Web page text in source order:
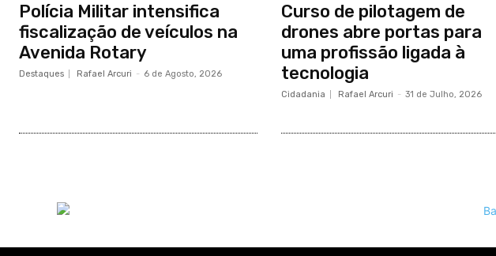
Polícia Militar intensifica
fiscalização de veículos na
Avenida Rotary
Destaques Rafael Arcuri - 6 de Agosto, 2026
Curso de pilotagem de
drones abre portas para
uma profissão ligada à
tecnologia
Cidadania Rafael Arcuri - 31 de Julho, 2026